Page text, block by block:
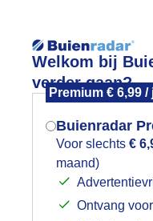
Welkom bij
verder gaan?
Premium € 6,99 /
Buienradar
Voor slechts €
maand)
Ontvang
Foto en
Mogen we je